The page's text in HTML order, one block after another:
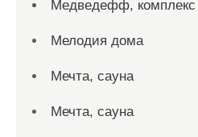
Медведефф, комплекс
Мелодия дома
Мечта, сауна
Мечта, сауна